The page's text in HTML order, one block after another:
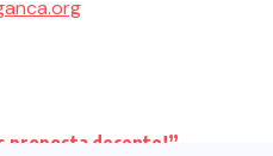
proposta decente!”